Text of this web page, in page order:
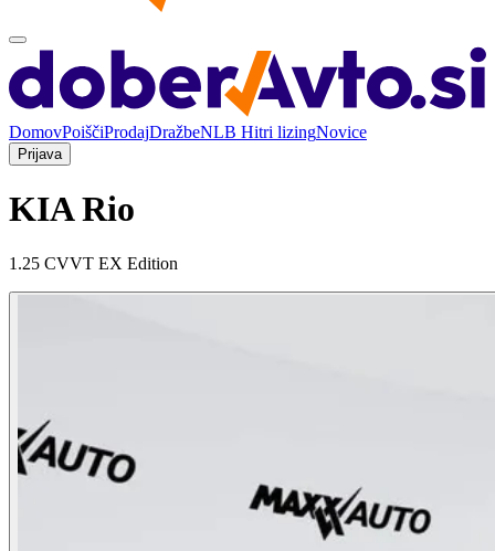
DomovPoiščiProdajDražbeNLB Hitri lizingNovice
Prijava
KIA Rio
1.25 CVVT EX Edition